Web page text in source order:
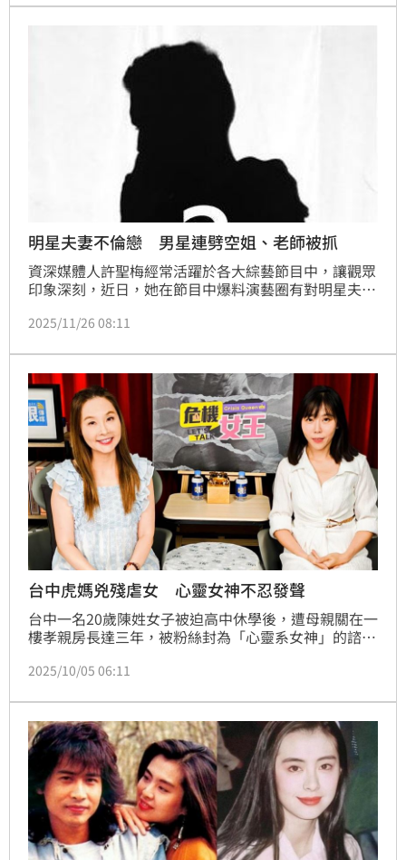
明星夫妻不倫戀 男星連劈空姐、老師被抓
資深媒體人許聖梅經常活躍於各大綜藝節目中，讓觀眾
印象深刻，近日，她在節目中爆料演藝圈有對明星夫妻
個女生，讓眾人十分震驚。蔡佩伶報導
2025/11/26 08:11
台中虎媽兇殘虐女 心靈女神不忍發聲
台中一名20歲陳姓女子被迫高中休學後，遭母親關在一
樓孝親房長達三年，被粉絲封為「心靈系女神」的諮商
向。
2025/10/05 06:11